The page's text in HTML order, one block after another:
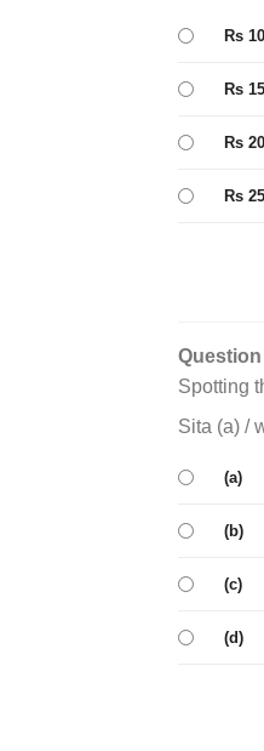
Rs 10
Rs 15
Rs 20
Rs 25
Question
Spotting
Sita (a) /
(a)
(b)
(c)
(d)